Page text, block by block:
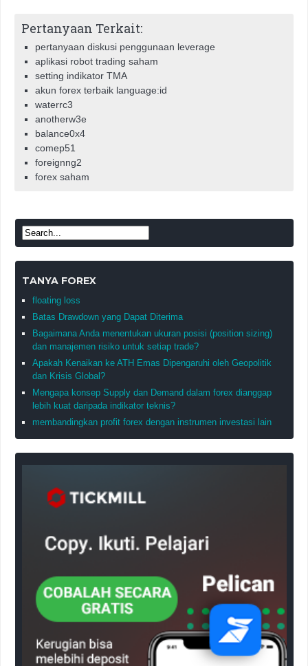
Pertanyaan Terkait:
pertanyaan diskusi penggunaan leverage
aplikasi robot trading saham
setting indikator TMA
akun forex terbaik language:id
waterrc3
anotherw3e
balance0x4
comep51
foreignng2
forex saham
TANYA FOREX
floating loss
Batas Drawdown yang Dapat Diterima
Bagaimana Anda menentukan ukuran posisi (position sizing)
dan manajemen risiko untuk setiap trade?
Apakah Kenaikan ke ATH Emas Dipengaruhi oleh Geopolitik
dan Krisis Global?
Mengapa konsep Supply dan Demand dalam forex dianggap
lebih kuat daripada indikator teknis?
membandingkan profit forex dengan instrumen investasi lain